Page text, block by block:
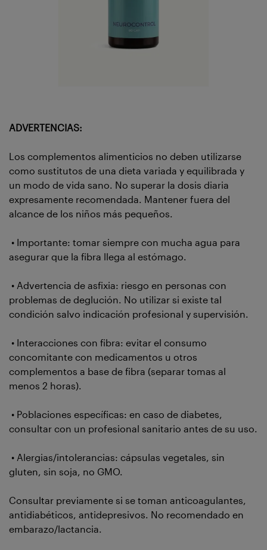
ADVERTENCIAS:
Los complementos alimenticios no deben utilizarse
como sustitutos de una dieta variada y equilibrada y
un modo de vida sano. No superar la dosis diaria
expresamente recomendada. Mantener fuera del
alcance de los niños más pequeños.
• Importante: tomar siempre con mucha agua para
asegurar que la fibra llega al estómago.
• Advertencia de asfixia: riesgo en personas con
problemas de deglución. No utilizar si existe tal
condición salvo indicación profesional y supervisión.
• Interacciones con fibra: evitar el consumo
concomitante con medicamentos u otros
complementos a base de fibra (separar tomas al
menos 2 horas).
• Poblaciones específicas: en caso de diabetes,
consultar con un profesional sanitario antes de su uso.
• Alergias/intolerancias: cápsulas vegetales, sin
gluten, sin soja, no GMO.
Consultar previamente si se toman anticoagulantes,
antidiabéticos, antidepresivos. No recomendado en
embarazo/lactancia.